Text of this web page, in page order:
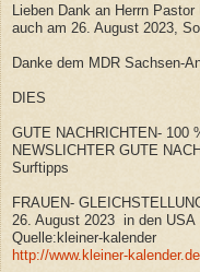
Lieben Dank an Herrn
auch am 26. August 2023,
Danke dem MDR Sachsen-
DIES
GUTE NACHRICHTEN- 100
NEWSLICHTER GUTE
Surftipps
FRAUEN-
26. August 2023 in den USA
Quelle:kleiner-kalender
http://www.kleiner-